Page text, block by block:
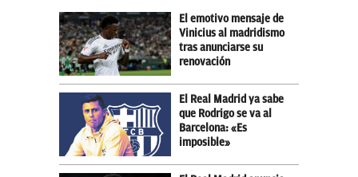
El emotivo mensaje de
Vinicius al madridismo
tras anunciarse su
renovación
El Real Madrid ya sabe
que Rodrigo se va al
Barcelona: «Es
imposible»